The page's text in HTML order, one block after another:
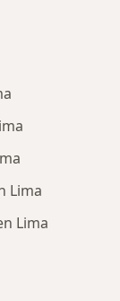
Lima
Lima